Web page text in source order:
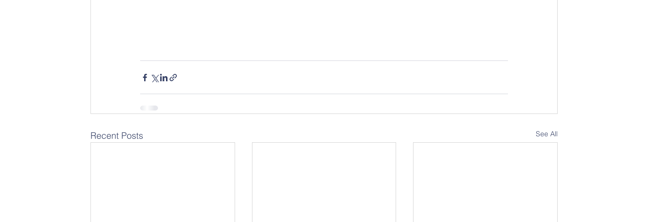
Recent Posts See All